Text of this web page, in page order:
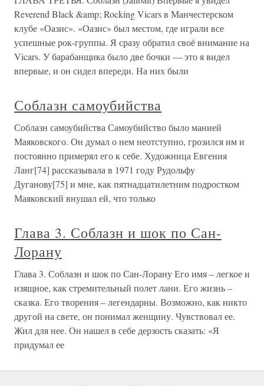
Reverend Black &amp; Rocking Vicars в Манчестерском
клубе «Оазис». «Оазис» был местом, где играли все
успешные рок-группы. Я сразу обратил своё внимание на
Vicars. У барабанщика было две бочки — это я видел
впервые, и он сидел впереди. На них были
Соблазн самоубийства
Соблазн самоубийства Самоубийство было манией
Маяковского. Он думал о нем неотступно, грозился им и
постоянно примерял его к себе. Художница Евгения
Ланг[74] рассказывала в 1971 году Рудольфу
Дуганову[75] и мне, как пятнадцатилетним подростком
Маяковский внушал ей, что только
Глава 3. Соблазн и шок по Сан-
Лорану
Глава 3. Соблазн и шок по Сан-Лорану Его имя – легкое и
изящное, как стремительный полет лани. Его жизнь –
сказка. Его творения – легендарны. Возможно, как никто
другой на свете, он понимал женщину. Чувствовал ее.
Жил для нее. Он нашел в себе дерзость сказать: «Я
придумал ее